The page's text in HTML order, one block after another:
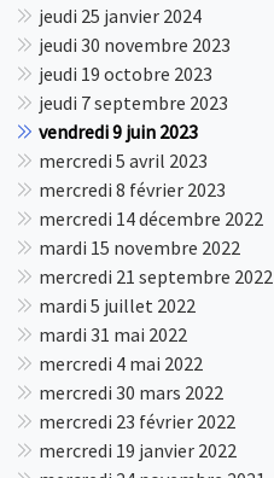
jeudi 25 janvier 2024
jeudi 30 novembre 2023
jeudi 19 octobre 2023
jeudi 7 septembre 2023
vendredi 9 juin 2023
mercredi 5 avril 2023
mercredi 8 février 2023
mercredi 14 décembre 2022
mardi 15 novembre 2022
mercredi 21 septembre 2022
mardi 5 juillet 2022
mardi 31 mai 2022
mercredi 4 mai 2022
mercredi 30 mars 2022
mercredi 23 février 2022
mercredi 19 janvier 2022